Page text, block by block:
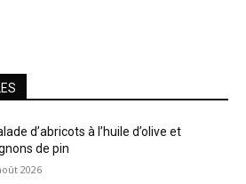
d’abricots à l’huile d’olive et
de pin
2026